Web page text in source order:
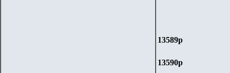
13589р
13590р